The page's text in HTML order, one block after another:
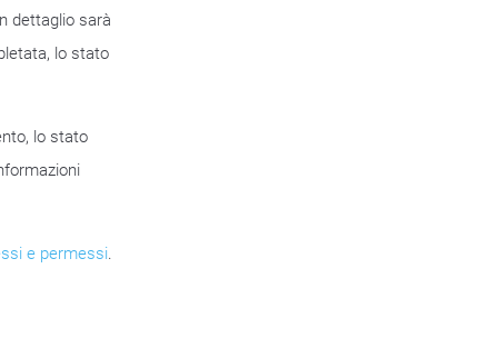
dettaglio sarà
lo stato
lo stato
e permessi.